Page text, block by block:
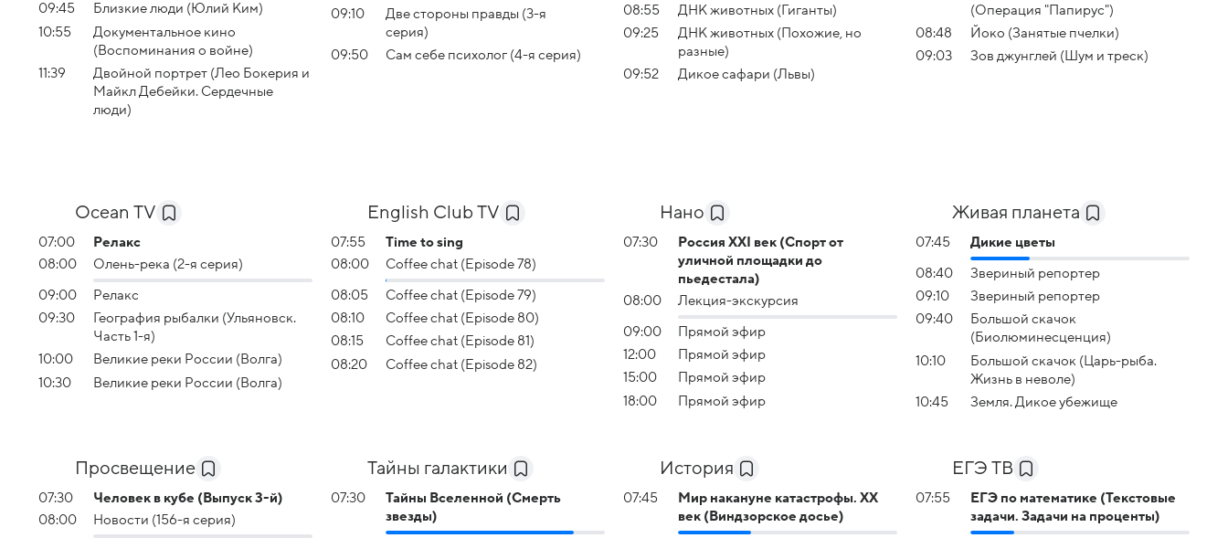
09:45
Близкие люди (Юлий Ким)
10:55
Документальное кино
(Воспоминания о войне)
11:39
Двойной портрет (Лео Бокерия и
Майкл Дебейки. Сердечные
люди)
09:10
Две стороны правды (3-я
серия)
09:50
Сам себе психолог (4-я серия)
08:55
ДНК животных (Гиганты)
09:25
ДНК животных (Похожие, но
разные)
09:52
Дикое сафари (Львы)
(Операция "Папирус")
08:48
Йоко (Занятые пчелки)
09:03
Зов джунглей (Шум и треск)
Ocean TV
07:00
Релакс
08:00
Олень-река (2-я серия)
09:00
Релакс
09:30
География рыбалки (Ульяновск.
Часть 1-я)
10:00
Великие реки России (Волга)
10:30
Великие реки России (Волга)
English Club TV
07:55
Time to sing
08:00
Coffee chat (Episode 78)
08:05
Coffee chat (Episode 79)
08:10
Coffee chat (Episode 80)
08:15
Coffee chat (Episode 81)
08:20
Coffee chat (Episode 82)
Нано
07:30
Россия XXI век (Спорт от
уличной площадки до
пьедестала)
08:00
Лекция-экскурсия
09:00
Прямой эфир
12:00
Прямой эфир
15:00
Прямой эфир
18:00
Прямой эфир
Живая планета
07:45 Дикие цветы
08:40
Звериный репортер
09:10
Звериный репортер
09:40
Большой скачок
(Биолюминесценция)
10:10
Большой скачок (Царь-рыба.
Жизнь в неволе)
10:45
Земля. Дикое убежище
Просвещение
07:30
Человек в кубе (Выпуск 3-й)
08:00
Новости (156-я серия)
Тайны галактики
07:30
Тайны Вселенной (Смерть
звезды)
История
07:45
Мир накануне катастрофы. XX
век (Виндзорское досье)
ЕГЭ ТВ
07:55
ЕГЭ по математике (Текстовые
задачи. Задачи на проценты)